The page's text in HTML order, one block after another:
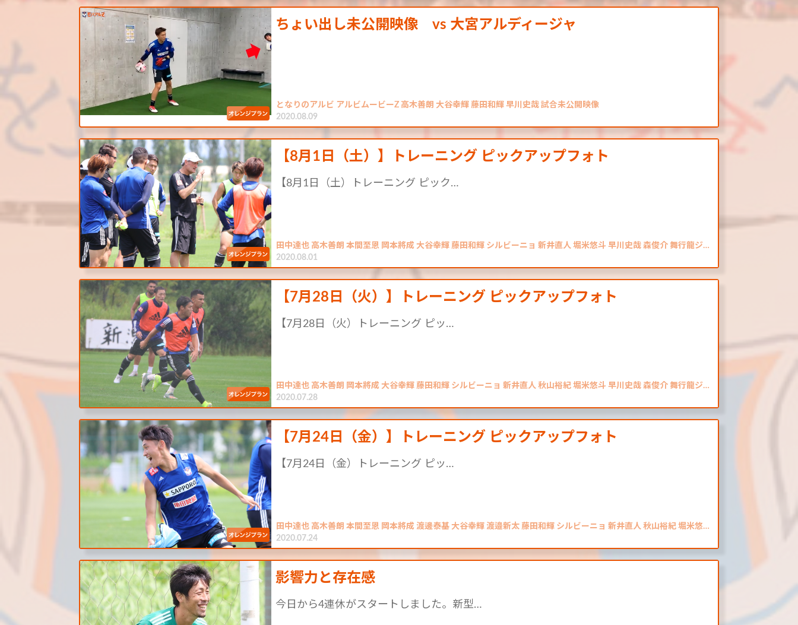
ちょい出し未公開映像 vs 大宮アルディージャ
となりのアルビ アルビムービーZ 高木善朗 大谷幸輝 藤田和輝 早川史哉 試合未公開映像
2020.08.09
【8月1日（土）】トレーニング ピックアップフォト
【8月1日（土）トレーニング ピック…
田中達也 高木善朗 本間至恩 岡本將成 大谷幸輝 藤田和輝 シルビーニョ 新井直人 堀米悠斗 早川史哉 森俊介 舞行龍ジ…
2020.08.01
【7月28日（火）】トレーニング ピックアップフォト
【7月28日（火）トレーニング ピッ…
田中達也 高木善朗 岡本將成 大谷幸輝 藤田和輝 シルビーニョ 新井直人 秋山裕紀 堀米悠斗 早川史哉 森俊介 舞行龍ジ…
2020.07.28
【7月24日（金）】トレーニング ピックアップフォト
【7月24日（金）トレーニング ピッ…
田中達也 高木善朗 本間至恩 岡本將成 渡邊泰基 大谷幸輝 渡邉新太 藤田和輝 シルビーニョ 新井直人 秋山裕紀 堀米悠…
2020.07.24
影響力と存在感
今日から4連休がスタートしました。新型…